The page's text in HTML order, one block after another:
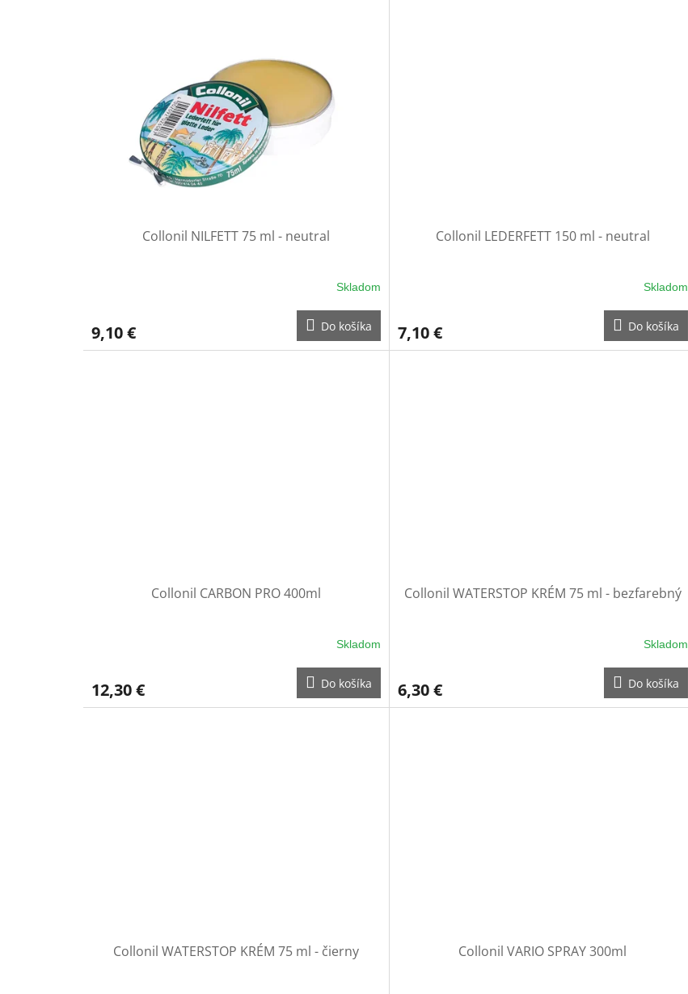
Collonil NILFETT 75 ml - neutral
Skladom
9,10 € Do košíka
Collonil LEDERFETT 150 ml - neutral
Skladom
7,10 € Do košíka
Collonil CARBON PRO 400ml
Skladom
12,30 € Do košíka
Collonil WATERSTOP KRÉM 75 ml - bezfarebný
Skladom
6,30 € Do košíka
Collonil WATERSTOP KRÉM 75 ml - čierny Collonil VARIO SPRAY 300ml